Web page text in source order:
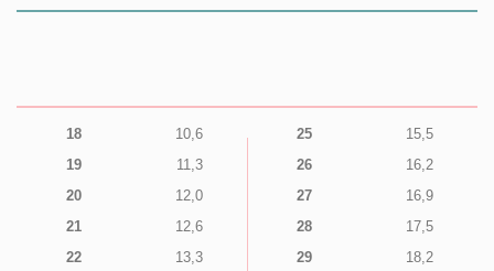
18
10,6
19
11,3
20
12,0
21
12,6
22
13,3
25
15,5
26
16,2
27
16,9
28
17,5
29
18,2